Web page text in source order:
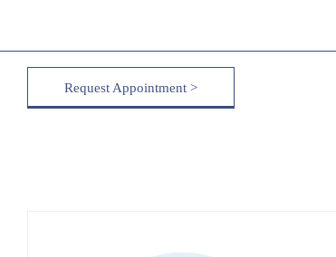
Request Appointment >